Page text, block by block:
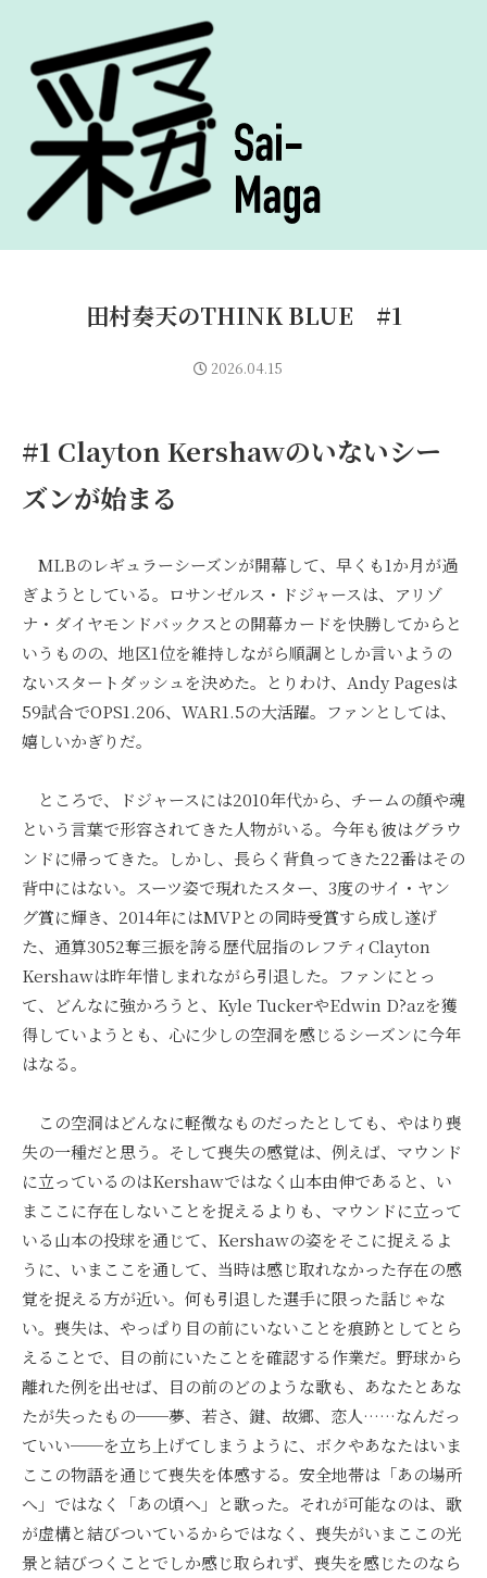
田村奏天のTHINK BLUE #1
2026.04.15
#1 Clayton Kershawのいないシー
ズンが始まる
MLBのレギュラーシーズンが開幕して、早くも1か月が過
ぎようとしている。ロサンゼルス・ドジャースは、アリゾ
ナ・ダイヤモンドバックスとの開幕カードを快勝してからと
いうものの、地区1位を維持しながら順調としか言いようの
ないスタートダッシュを決めた。とりわけ、Andy Pagesは
59試合でOPS1.206、WAR1.5の大活躍。ファンとしては、
嬉しいかぎりだ。
ところで、ドジャースには2010年代から、チームの顔や魂
という言葉で形容されてきた人物がいる。今年も彼はグラウ
ンドに帰ってきた。しかし、長らく背負ってきた22番はその
背中にはない。スーツ姿で現れたスター、3度のサイ・ヤン
グ賞に輝き、2014年にはMVPとの同時受賞すら成し遂げ
た、通算3052奪三振を誇る歴代屈指のレフティClayton
Kershawは昨年惜しまれながら引退した。ファンにとっ
て、どんなに強かろうと、Kyle TuckerやEdwin D?azを獲
得していようとも、心に少しの空洞を感じるシーズンに今年
はなる。
この空洞はどんなに軽微なものだったとしても、やはり喪
失の一種だと思う。そして喪失の感覚は、例えば、マウンド
に立っているのはKershawではなく山本由伸であると、い
まここに存在しないことを捉えるよりも、マウンドに立って
いる山本の投球を通じて、Kershawの姿をそこに捉えるよ
うに、いまここを通して、当時は感じ取れなかった存在の感
覚を捉える方が近い。何も引退した選手に限った話じゃな
い。喪失は、やっぱり目の前にいないことを痕跡としてとら
えることで、目の前にいたことを確認する作業だ。野球から
離れた例を出せば、目の前のどのような歌も、あなたとあな
たが失ったもの──夢、若さ、鍵、故郷、恋人……なんだっ
ていい──を立ち上げてしまうように、ボクやあなたはいま
ここの物語を通じて喪失を体感する。安全地帯は「あの場所
へ」ではなく「あの頃へ」と歌った。それが可能なのは、歌
が虚構と結びついているからではなく、喪失がいまここの光
景と結びつくことでしか感じ取られず、喪失を感じたのなら